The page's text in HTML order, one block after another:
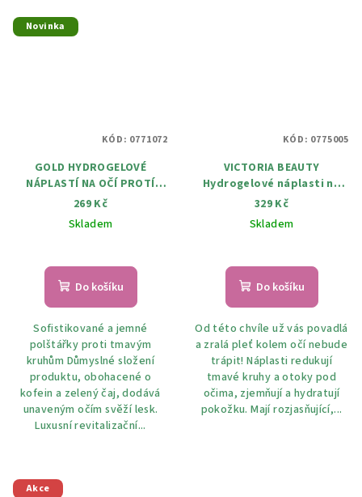
Novinka
GOLD HYDROGELOVÉ
NÁPLASTÍ NA OČÍ PROTÍ
TMAVÝM KRUHŮM 60 ks
269 Kč
Skladem
Do košíku
Sofistikované a jemné
polštářky proti tmavým
kruhům Důmyslné složení
produktu, obohacené o
kofein a zelený čaj, dodává
unaveným očím svěží lesk.
Luxusní revitalizační...
KÓD: 0771072
VICTORIA BEAUTY
Hydrogelové náplasti na
oči Age Pro s retinolem,
vitaminem C a kofeinem 30
párů
329 Kč
Skladem
Do košíku
Od této chvíle už vás povadlá
a zralá pleť kolem očí nebude
trápit! Náplasti redukují
tmavé kruhy a otoky pod
očima, zjemňují a hydratují
pokožku. Mají rozjasňující,...
KÓD: 0775005
Akce